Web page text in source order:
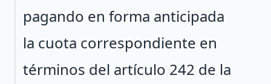
pagando en forma anticipada
la cuota correspondiente en
términos del artículo 242 de la